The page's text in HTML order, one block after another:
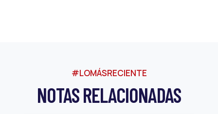
#LOMÁSRECIENTE
NOTAS RELACIONADAS